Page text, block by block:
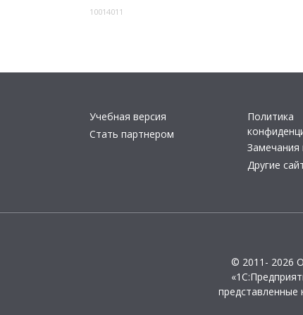
10014011
Учебная версия
Стать партнером
Политика
Замечания
Другие
© 2011- 2026